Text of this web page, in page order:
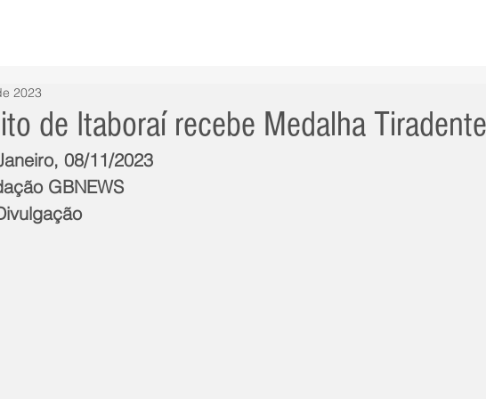
de Itaboraí recebe Medalha
2023
08/11/2023
GBNEWS